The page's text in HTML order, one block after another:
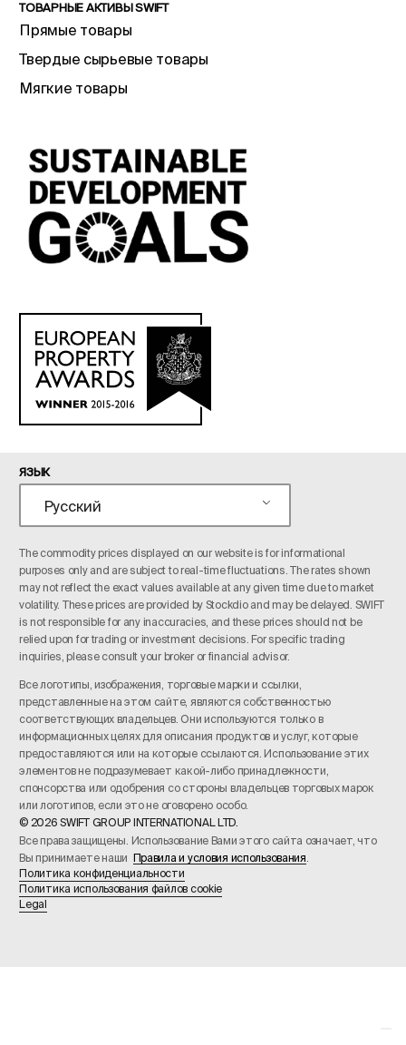
ТОВАРНЫЕ АКТИВЫ SWIFT
Прямые товары
Твердые сырьевые товары
Мягкие товары
ЯЗЫК
Русский
The commodity prices displayed on our website is for informational
purposes only and are subject to real-time fluctuations. The rates shown
may not reflect the exact values available at any given time due to market
volatility. These prices are provided by Stockdio and may be delayed. SWIFT
is not responsible for any inaccuracies, and these prices should not be
relied upon for trading or investment decisions. For specific trading
inquiries, please consult your broker or financial advisor.
Все логотипы, изображения, торговые марки и ссылки,
представленные на этом сайте, являются собственностью
соответствующих владельцев. Они используются только в
информационных целях для описания продуктов и услуг, которые
предоставляются или на которые ссылаются. Использование этих
элементов не подразумевает какой-либо принадлежности,
спонсорства или одобрения со стороны владельцев торговых марок
или логотипов, если это не оговорено особо.
© 2026 SWIFT GROUP INTERNATIONAL LTD.
Все права защищены. Использование Вами этого сайта означает, что
Вы принимаете наши
Правила и условия использования
Политика конфиденциальности
Политика использования файлов cookie
Legal